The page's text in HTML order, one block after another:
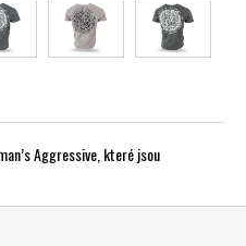
Aggressive, které jsou